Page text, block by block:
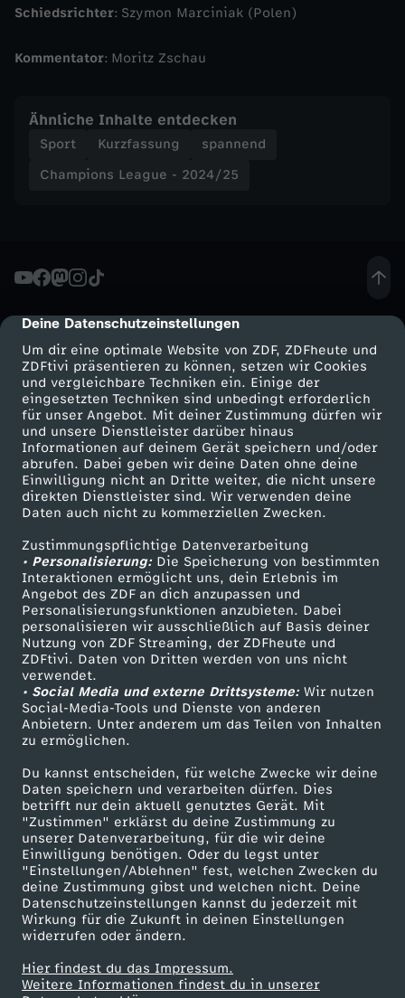
cmp-dialog-description
Deine Datenschutzeinstellungen
Um dir eine optimale Website von ZDF, ZDFheute und
ZDFtivi präsentieren zu können, setzen wir Cookies
und vergleichbare Techniken ein. Einige der
eingesetzten Techniken sind unbedingt erforderlich
für unser Angebot. Mit deiner Zustimmung dürfen wir
und unsere Dienstleister darüber hinaus
Informationen auf deinem Gerät speichern und/oder
abrufen. Dabei geben wir deine Daten ohne deine
Einwilligung nicht an Dritte weiter, die nicht unsere
direkten Dienstleister sind. Wir verwenden deine
Daten auch nicht zu kommerziellen Zwecken.
Zustimmungspflichtige Datenverarbeitung
• Personalisierung:Die Speicherung von bestimmten
Interaktionen ermöglicht uns, dein Erlebnis im
Angebot des ZDF an dich anzupassen und
Personalisierungsfunktionen anzubieten. Dabei
personalisieren wir ausschließlich auf Basis deiner
Nutzung von ZDF Streaming, der ZDFheute und
ZDFtivi. Daten von Dritten werden von uns nicht
verwendet.
• Social Media und externe Drittsysteme:Wir nutzen
Social-Media-Tools und Dienste von anderen
Anbietern. Unter anderem um das Teilen von Inhalten
zu ermöglichen.
Du kannst entscheiden, für welche Zwecke wir deine
Daten speichern und verarbeiten dürfen. Dies
betrifft nur dein aktuell genutztes Gerät. Mit
"Zustimmen" erklärst du deine Zustimmung zu
unserer Datenverarbeitung, für die wir deine
Einwilligung benötigen. Oder du legst unter
"Einstellungen/Ablehnen" fest, welchen Zwecken du
deine Zustimmung gibst und welchen nicht. Deine
Datenschutzeinstellungen kannst du jederzeit mit
Wirkung für die Zukunft in deinen Einstellungen
widerrufen oder ändern.
Hier findest du das Impressum.
Weitere Informationen findest du in unserer
e
r
t
E
m
e
t
e
r
g
l
ü
c
k
g
e
g
e
n
A
t
Schiedsrichter: Szymon Marciniak (Polen)
Kommentator: Moritz Zschau
Ähnliche Inhalte entdecken
Sport Kurzfassung
spannend
Champions League - 2024/25
Mehr ZDF
ZDF-Apps
Smart TV
ZDFtext
Livestreams
Sendungen A-Z
TV-Programm
Service
ZDFmitreden
Kontakt zum ZDF
Tickets
Zuschauerservice
Hilfe
ZDF Unternehmen
Karriere
ZDF goes Schule
Werbefernsehen
Mainzelmännchen
Partner